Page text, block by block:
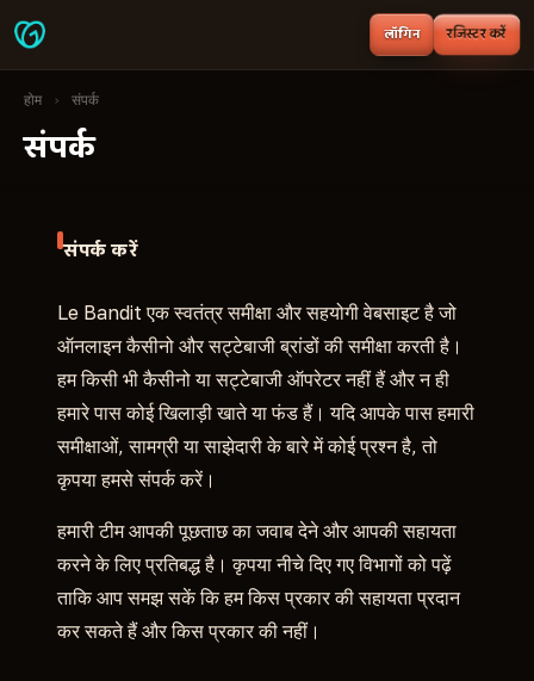
लॉगिन रजिस्टर करें
होम › संपर्क
संपर्क
संपर्क करें
Le Bandit एक स्वतंत्र समीक्षा और सहयोगी वेबसाइट है जो
ऑनलाइन कैसीनो और सट्टेबाजी ब्रांडों की समीक्षा करती है।
हम किसी भी कैसीनो या सट्टेबाजी ऑपरेटर नहीं हैं और न ही
हमारे पास कोई खिलाड़ी खाते या फंड हैं। यदि आपके पास हमारी
समीक्षाओं, सामग्री या साझेदारी के बारे में कोई प्रश्न है, तो
कृपया हमसे संपर्क करें।
हमारी टीम आपकी पूछताछ का जवाब देने और आपकी सहायता
करने के लिए प्रतिबद्ध है। कृपया नीचे दिए गए विभागों को पढ़ें
ताकि आप समझ सकें कि हम किस प्रकार की सहायता प्रदान
कर सकते हैं और किस प्रकार की नहीं।